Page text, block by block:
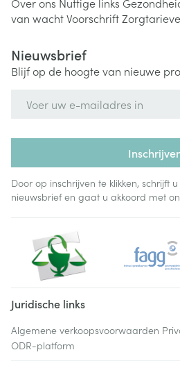
van wachtVoorschrift
Nieuwsbrief
Blijf op de hoogte van nieuwe
Door op inschrijven te klikken, schrijft
nieuwsbrief en gaat u akkoord met
Juridische links
Algemene verkoopsvoorwaarden
ODR-platform